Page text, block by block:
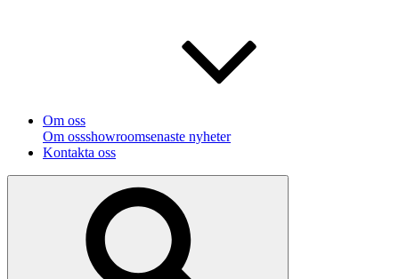
Om oss
Om ossshowroomsenaste nyheter
Kontakta oss